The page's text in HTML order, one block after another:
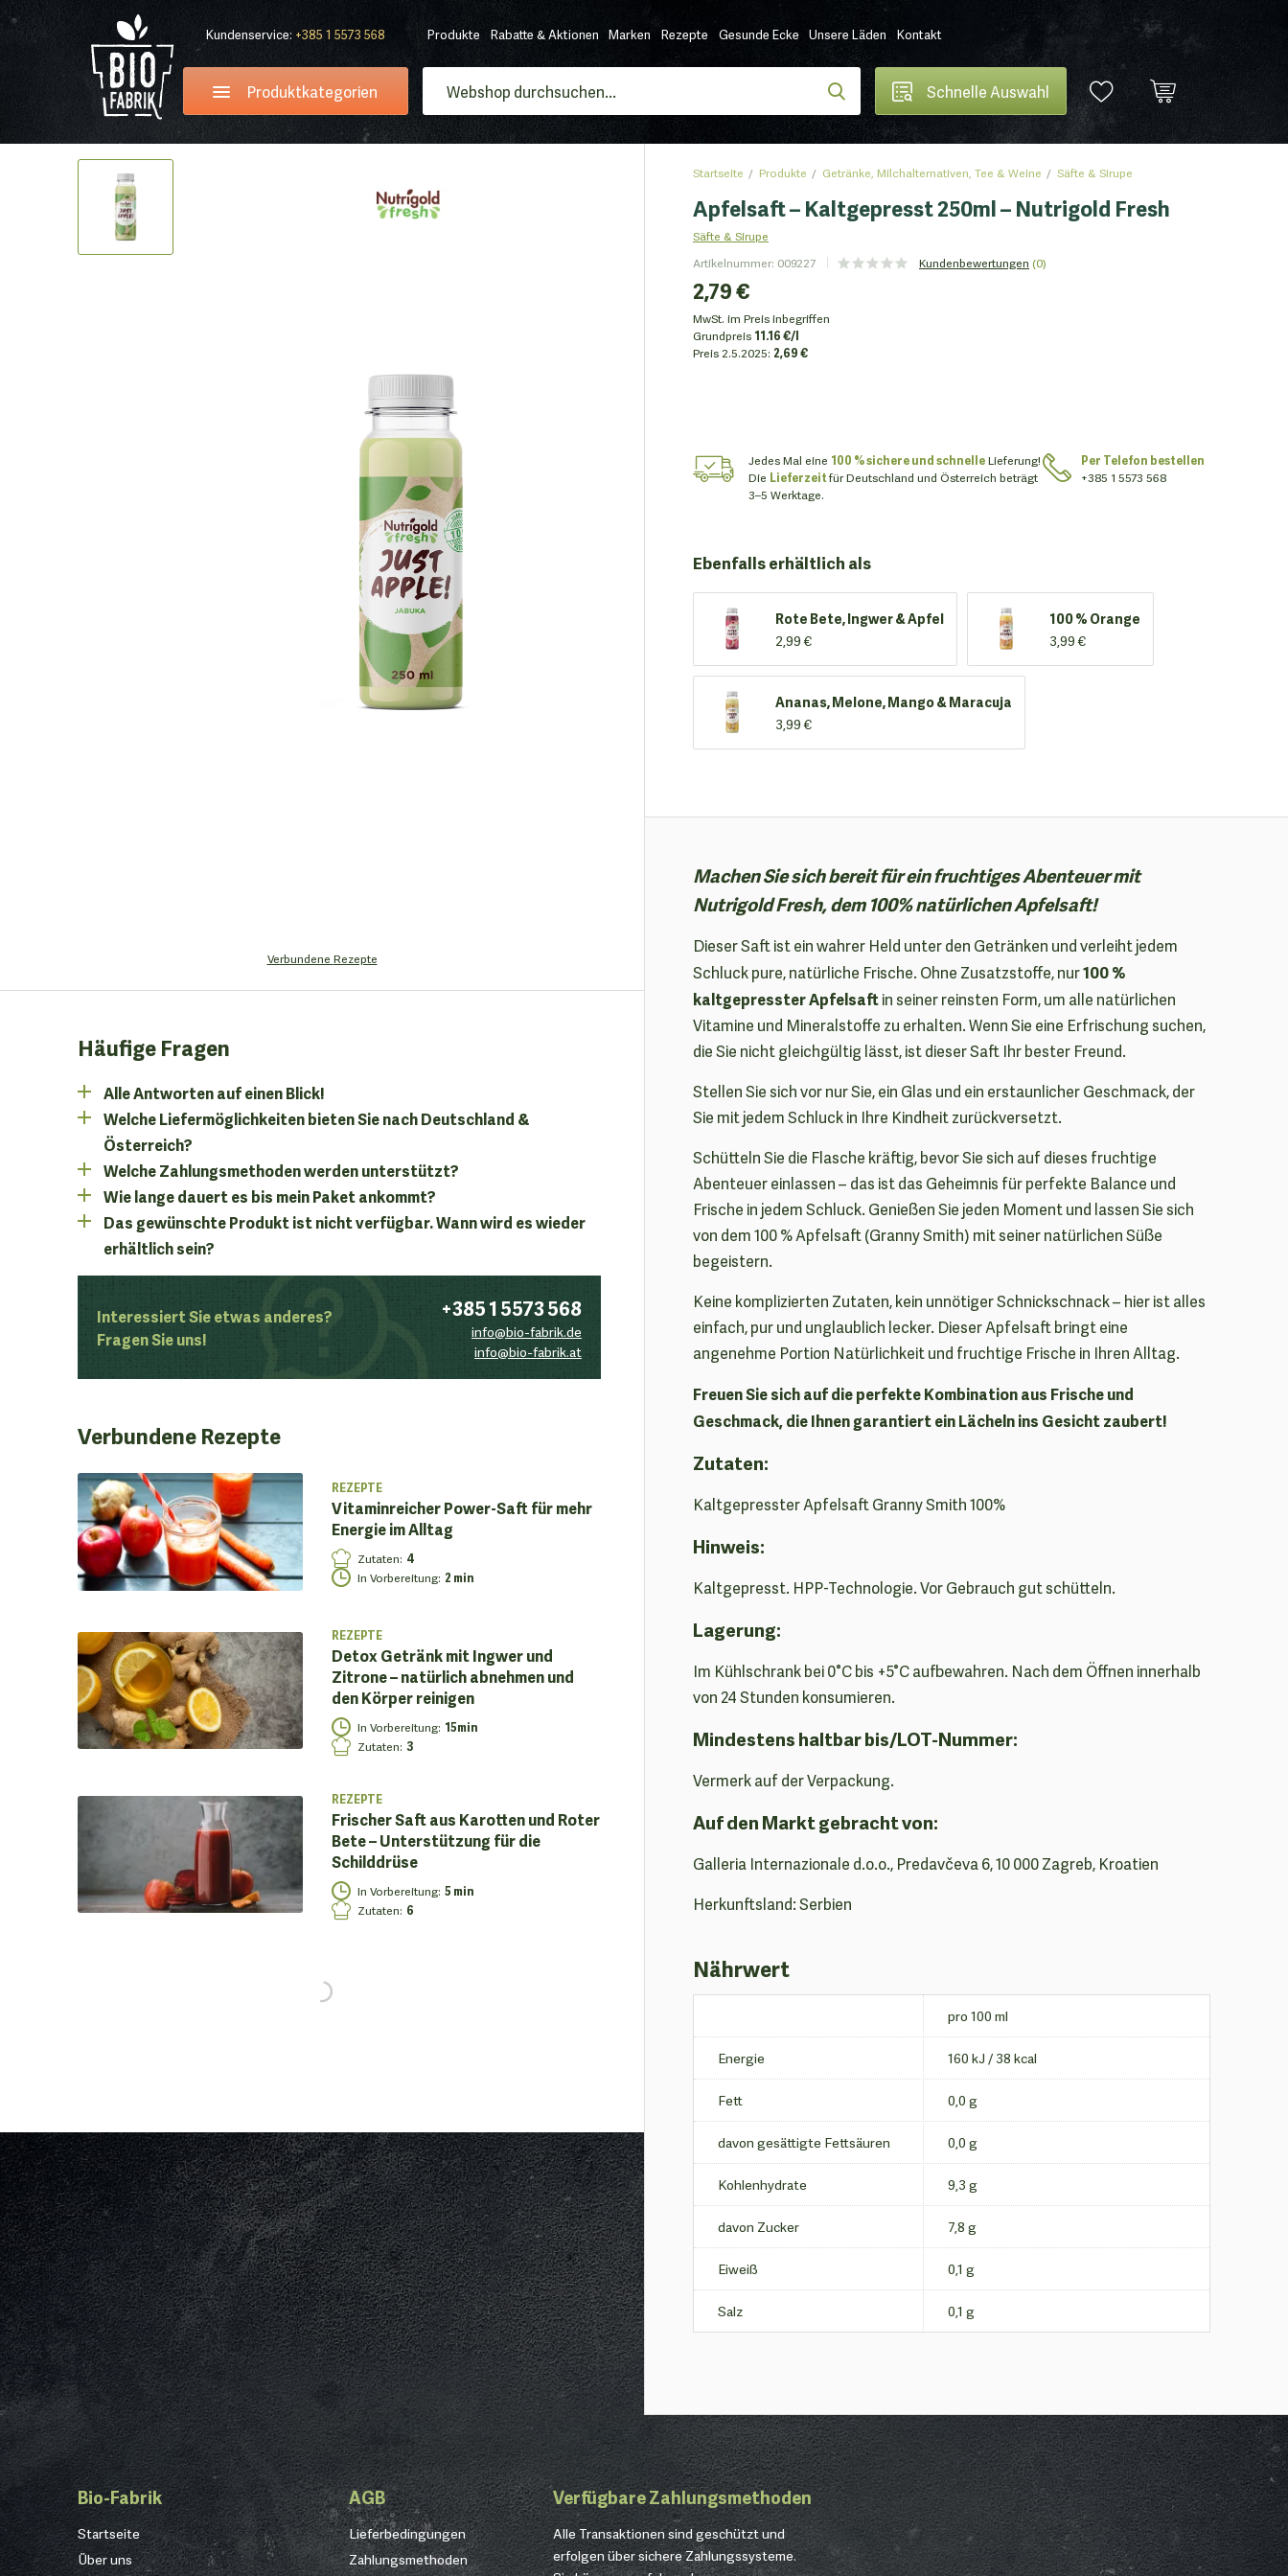
Kundenservice: +385 1 5573 568
Produktkategorien
Produkte Rabatte & Aktionen Marken Rezepte Gesunde Ecke Unsere Läden Kontakt
Schnelle Auswahl
Verbundene Rezepte
Häufige Fragen
Alle Antworten auf einen Blick!
Welche Liefermöglichkeiten bieten Sie nach Deutschland &
Österreich?
Welche Zahlungsmethoden werden unterstützt?
Wie lange dauert es bis mein Paket ankommt?
Das gewünschte Produkt ist nicht verfügbar. Wann wird es wieder
erhältlich sein?
Interessiert Sie etwas anderes?
Fragen Sie uns!
+385 1 5573 568
info@bio-fabrik.de
info@bio-fabrik.at
VerbundeneRezepte
REZEPTE
Vitaminreicher Power-Saft für mehr
Energie im Alltag
Zutaten: 4
In Vorbereitung: 2 min
REZEPTE
Detox Getränk mit Ingwer und
Zitrone – natürlich abnehmen und
den Körper reinigen
In Vorbereitung: 15min
Zutaten: 3
REZEPTE
Frischer Saft aus Karotten und Roter
Bete – Unterstützung für die
Schilddrüse
In Vorbereitung: 5 min
Zutaten: 6
Startseite Produkte Getränke, Milchalternativen, Tee & Weine Säfte & Sirupe
Apfelsaft – Kaltgepresst 250ml – Nutrigold Fresh
Säfte & Sirupe
Artikelnummer: 009227 Kundenbewertungen (0)
2,79 €
MwSt. im Preis inbegriffen
Grundpreis 11.16 €/l
Preis 2.5.2025: 2,69 €
Jedes Mal eine 100 % sichere und schnelleLieferung!
Die Lieferzeitfür Deutschland und Österreich beträgt
3–5 Werktage.
Per Telefon bestellen
+385 1 5573 568
Ebenfalls erhältlich als
Rote Bete, Ingwer & Apfel
2,99 €
100 % Orange
3,99 €
Ananas, Melone, Mango & Maracuja
3,99 €
Machen Sie sich bereit für ein fruchtiges Abenteuer mit
Nutrigold Fresh, dem 100% natürlichen Apfelsaft!
Dieser Saft ist ein wahrer Held unter den Getränken und verleiht jedem
Schluck pure, natürliche Frische. Ohne Zusatzstoffe, nur100 %
kaltgepresster Apfelsaftin seiner reinsten Form, um alle natürlichen
Vitamine und Mineralstoffe zu erhalten. Wenn Sie eine Erfrischung suchen,
die Sie nicht gleichgültig lässt, ist dieser Saft Ihr bester Freund.
Stellen Sie sich vor nur Sie, ein Glas und ein erstaunlicher Geschmack, der
Sie mit jedem Schluck in Ihre Kindheit zurückversetzt.
Schütteln Sie die Flasche kräftig, bevor Sie sich auf dieses fruchtige
Abenteuer einlassen – das ist das Geheimnis für perfekte Balance und
Frische in jedem Schluck. Genießen Sie jeden Moment und lassen Sie sich
von dem 100 % Apfelsaft (Granny Smith) mit seiner natürlichen Süße
begeistern.
Keine komplizierten Zutaten, kein unnötiger Schnickschnack – hier ist alles
einfach, pur und unglaublich lecker. Dieser Apfelsaft bringt eine
angenehme Portion Natürlichkeit und fruchtige Frische in Ihren Alltag.
Freuen Sie sich auf die perfekte Kombination aus Frische und
Geschmack, die Ihnen garantiert ein Lächeln ins Gesicht zaubert!
Zutaten:
Kaltgepresster Apfelsaft Granny Smith 100%
Hinweis:
Kaltgepresst. HPP-Technologie. Vor Gebrauch gut schütteln.
Lagerung:
Im Kühlschrank bei 0°C bis +5°C aufbewahren. Nach dem Öffnen innerhalb
von 24 Stunden konsumieren.
Mindestens haltbar bis/LOT-Nummer:
Vermerk auf der Verpackung.
Auf den Markt gebracht von:
Galleria Internazionale d.o.o., Predavčeva 6, 10 000 Zagreb, Kroatien
Herkunftsland: Serbien
Nährwert
pro 100 ml
Energie 160 kJ / 38 kcal
Fett 0,0 g
davon gesättigte Fettsäuren 0,0 g
Kohlenhydrate 9,3 g
davon Zucker 7,8 g
Eiweiß 0,1 g
Salz 0,1 g
Bio-Fabrik
Startseite
Über uns
AGB
Lieferbedingungen
Zahlungsmethoden
Verfügbare Zahlungsmethoden
Alle Transaktionen sind geschützt und
erfolgen über sichere Zahlungssysteme.